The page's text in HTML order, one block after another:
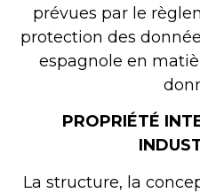
prévues par le
protection des
espagnole en
PROPRIÉTÉ
La structure, la